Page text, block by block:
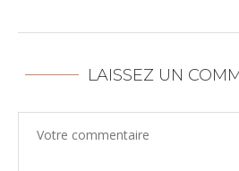
LAISSEZ UN